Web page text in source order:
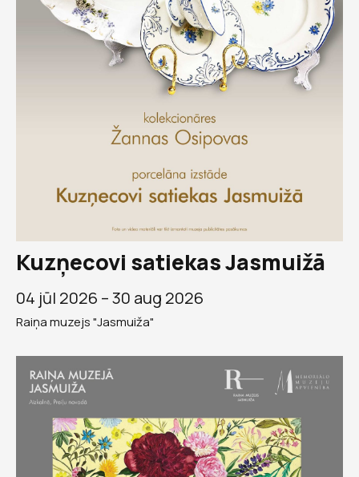
Kuzņecovi satiekas Jasmuižā
04 jūl 2026 –30 aug 2026
Raiņa muzejs "Jasmuiža"